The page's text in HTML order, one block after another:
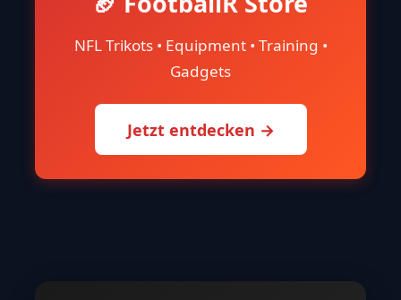
NFL Trikots • Equipment • Training •
Gadgets
Jetzt entdecken →